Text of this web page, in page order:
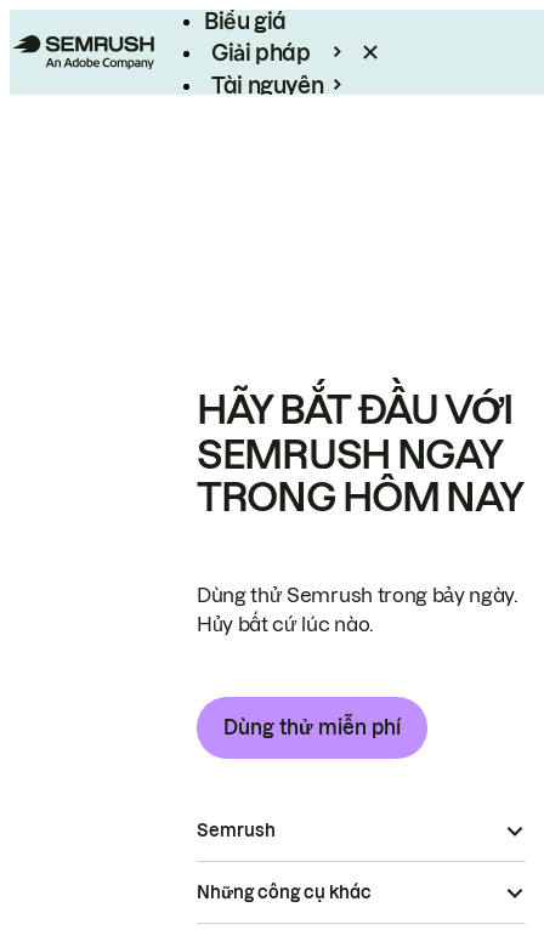
Biểu giá
Giải pháp
Tài nguyên
HÃY BẮT ĐẦU VỚI
SEMRUSH NGAY
TRONG HÔM NAY
Dùng thử Semrush trong bảy ngày.
Hủy bất cứ lúc nào.
Dùng thử miễn phí
Semrush
Những công cụ khác